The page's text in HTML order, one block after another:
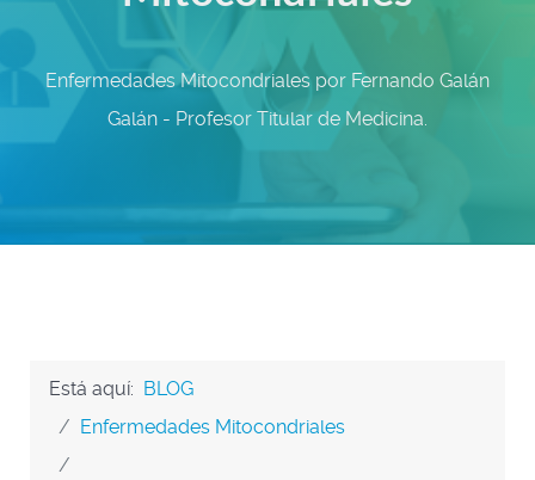
Enfermedades Mitocondriales por Fernando Galán
Galán - Profesor Titular de Medicina.
Está aquí: BLOG
Enfermedades Mitocondriales